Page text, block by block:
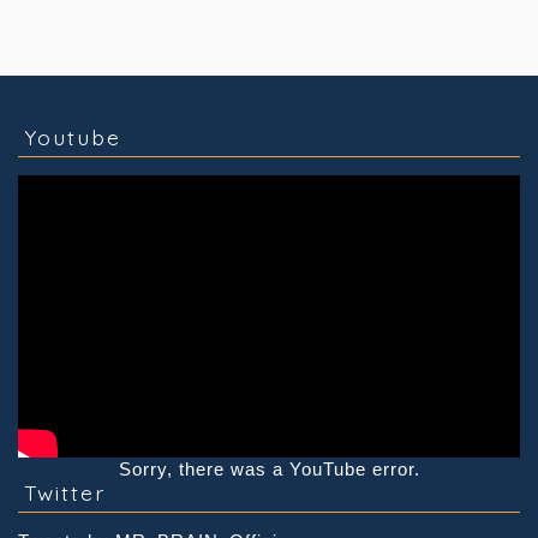
Youtube
Sorry, there was a YouTube error.
Twitter